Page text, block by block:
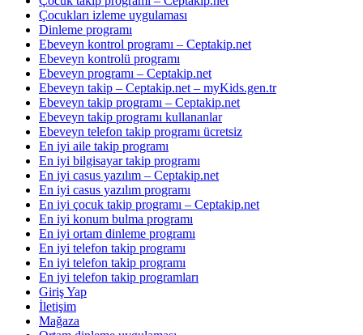
Çocukları izleme uygulaması
Dinleme programı
Ebeveyn kontrol programı – Ceptakip.net
Ebeveyn kontrolü programı
Ebeveyn programı – Ceptakip.net
Ebeveyn takip – Ceptakip.net – myKids.gen.tr
Ebeveyn takip programı – Ceptakip.net
Ebeveyn takip programı kullananlar
Ebeveyn telefon takip programı ücretsiz
En iyi aile takip programı
En iyi bilgisayar takip programı
En iyi casus yazılım – Ceptakip.net
En iyi casus yazılım programı
En iyi çocuk takip programı – Ceptakip.net
En iyi konum bulma programı
En iyi ortam dinleme programı
En iyi telefon takip programı
En iyi telefon takip programı
En iyi telefon takip programları
Giriş Yap
İletişim
Mağaza